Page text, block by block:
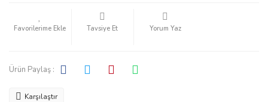
Tavsiye Et Yorum Yaz
Ürün Paylaş :
Karşılaştır